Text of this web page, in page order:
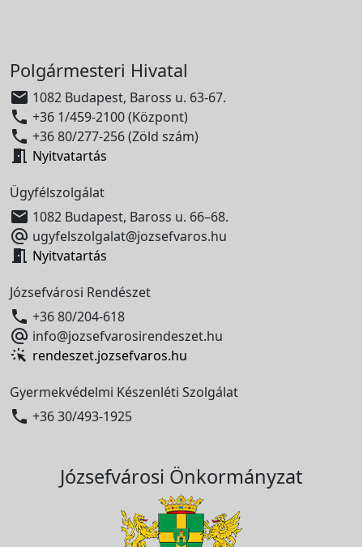
Polgármesteri Hivatal
 1082 Budapest, Baross u. 63-67.
 +36 1/459-2100 (Központ)
 +36 80/277-256 (Zöld szám)
 Nyitvatartás
Ügyfélszolgálat
 1082 Budapest, Baross u. 66–68.
 ugyfelszolgalat@jozsefvaros.hu
 Nyitvatartás
Józsefvárosi Rendészet
 +36 80/204-618
 info@jozsefvarosirendeszet.hu
rendeszet.jozsefvaros.hu
Gyermekvédelmi Készenléti Szolgálat
 +36 30/493-1925
Józsefvárosi Önkormányzat